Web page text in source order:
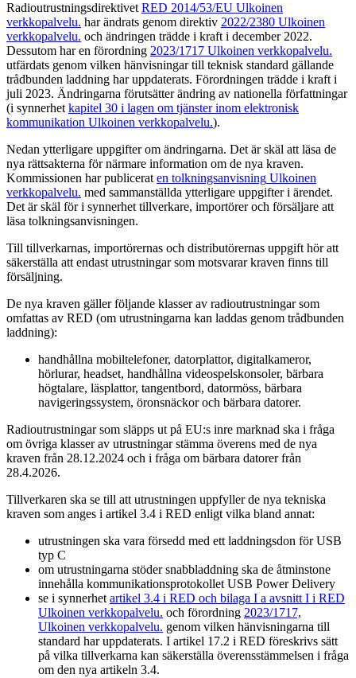
Radioutrustningsdirektivet RED 2014/53/EU Ulkoinen
verkkopalvelu. har ändrats genom direktiv 2022/2380 Ulkoinen
verkkopalvelu. och ändringen trädde i kraft i december 2022.
Dessutom har en förordning 2023/1717 Ulkoinen verkkopalvelu.
utfärdats genom vilken hänvisningar till teknisk standard gällande
trådbunden laddning har uppdaterats. Förordningen trädde i kraft i
juli 2023. Ändringarna förutsätter ändring av nationella författningar
(i synnerhet kapitel 30 i lagen om tjänster inom elektronisk
kommunikation Ulkoinen verkkopalvelu.).
Nedan ytterligare uppgifter om ändringarna. Det är skäl att läsa de
nya rättsakterna för närmare information om de nya kraven.
Kommissionen har publicerat en tolkningsanvisning Ulkoinen
verkkopalvelu. med sammanställda ytterligare uppgifter i ärendet.
Det är skäl för i synnerhet tillverkare, importörer och försäljare att
läsa tolkningsanvisningen.
Till tillverkarnas, importörernas och distributörernas uppgift hör att
säkerställa att endast utrustningar som motsvarar kraven finns till
försäljning.
De nya kraven gäller följande klasser av radioutrustningar som
omfattas av RED (om utrustningarna kan laddas genom trådbunden
laddning):
handhållna mobiltelefoner, datorplattor, digitalkameror,
hörlurar, headset, handhållna videospelskonsoler, bärbara
högtalare, läsplattor, tangentbord, datormöss, bärbara
navigeringssystem, öronsnäckor och bärbara datorer.
Radioutrustningar som släpps ut på EU:s inre marknad ska i fråga
om övriga klasser av utrustningar stämma överens med de nya
kraven från 28.12.2024 och i fråga om bärbara datorer från
28.4.2026.
Tillverkaren ska se till att utrustningen uppfyller de nya tekniska
kraven som anges i artikel 3.4 i RED enligt vilka bland annat:
utrustningen ska vara försedd med ett laddningsdon för USB
typ C
om utrustningarna stöder snabbladdning ska de åtminstone
innehålla kommunikationsprotokollet USB Power Delivery
se i synnerhet artikel 3.4 i RED och bilaga I a avsnitt I i RED
Ulkoinen verkkopalvelu. och förordning 2023/1717,
Ulkoinen verkkopalvelu. genom vilken hänvisningarna till
standard har uppdaterats. I artikel 17.2 i RED föreskrivs sätt
på vilka tillverkarna kan säkerställa överensstämmelsen i fråga
om den nya artikeln 3.4.